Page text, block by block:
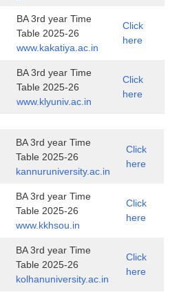
BA 3rd year Time
Table 2025-26
www.kakatiya.ac.in
Click
here
BA 3rd year Time
Table 2025-26
www.klyuniv.ac.in
Click
here
BA 3rd year Time
Table 2025-26
kannuruniversity.ac.in
Click
here
BA 3rd year Time
Table 2025-26
www.kkhsou.in
Click
here
BA 3rd year Time
Table 2025-26
kolhanuniversity.ac.in
Click
here